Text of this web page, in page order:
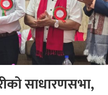
साधारणसभा,